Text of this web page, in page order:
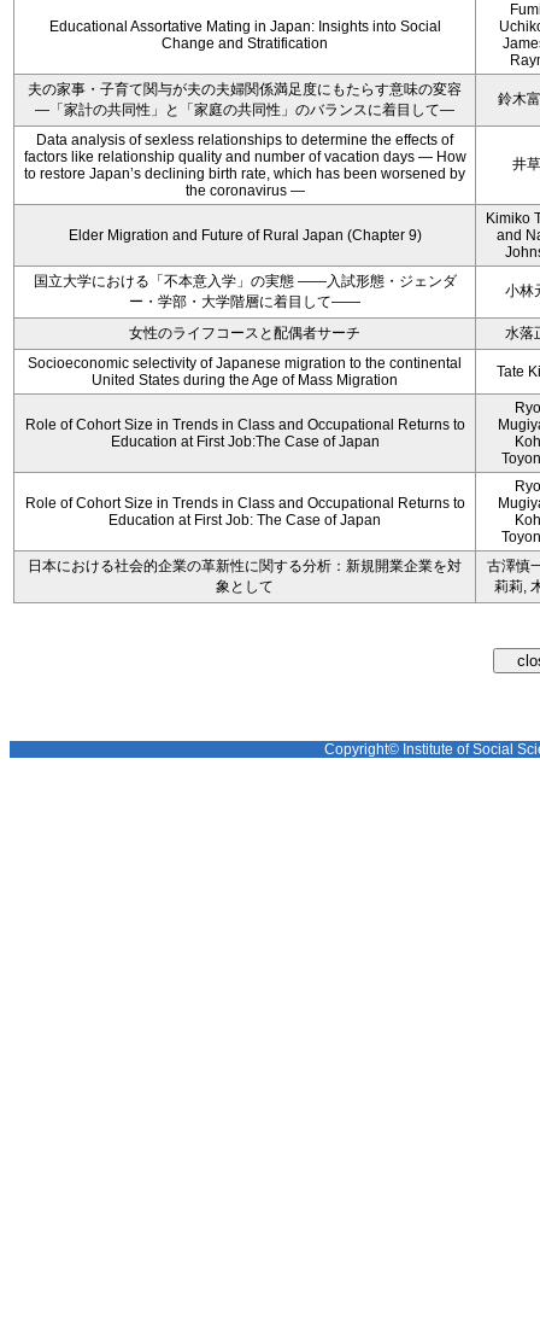
Educational Assortative Mating in Japan: Insights into Social
Change and Stratification
夫の家事・子育て関与が夫の夫婦関係満足度にもたらす意味の変容
―「家計の共同性」と「家庭の共同性」のバランスに着目して―
鈴木
Data analysis of sexless relationships to determine the effects of
factors like relationship quality and number of vacation days ― How
to restore Japan’s declining birth rate, which has been worsened by
the coronavirus ―
井
Elder Migration and Future of Rural Japan (Chapter 9)
Kimiko
and
国立大学における「不本意入学」の実態 ――入試形態・ジェンダ
ー・学部・大学階層に着目して――
小林
女性のライフコースと配偶者サーチ
水落
Socioeconomic selectivity of Japanese migration to the continental
United States during the Age of Mass Migration
Tate
Role of Cohort Size in Trends in Class and Occupational Returns to
Education at First Job:The Case of Japan
Role of Cohort Size in Trends in Class and Occupational Returns to
Education at First Job: The Case of Japan
日本における社会的企業の革新性に関する分析：新規開業企業を対
象として
古澤慎
莉莉,
Copyright© Institute of Social